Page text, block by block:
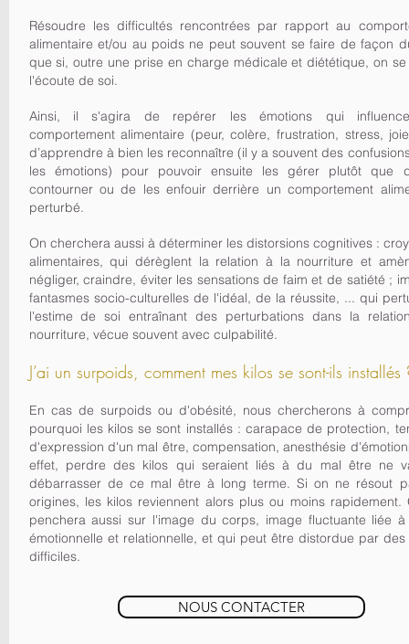
Résoudre les difficultés rencontrées par rapport au
alimentaire et/ou au poids ne peut souvent se faire de façon
que si, outre une prise en charge médicale et diététique, on
l'écoute de soi.
Ainsi, il s'agira de repérer les émotions qui
comportement alimentaire (peur, colère, frustration, stress,
d’apprendre à bien les reconnaître (il y a souvent des
les émotions) pour pouvoir ensuite les gérer plutôtque
contourner ou de les enfouir derrière un comportement
perturbé.
On cherchera aussi à déterminer les distorsions cognitives :
alimentaires, qui dérèglent la relation à la nourriture et
négliger, craindre, éviter les sensations de faim et de satiété ;
fantasmes socio-culturelles de l'idéal, de la réussite, ... qui
l'estime de soi entraînant des perturbations dans la
nourriture, vécue souvent avec culpabilité.
J’ai un surpoids, comment mes kilos se sont-ils installés
En cas de surpoids ou d'obésité, nous chercherons à
pourquoi les kilos se sont installés : carapace de protection,
d'expression d'un mal être, compensation, anesthésie
effet, perdre des kilos qui seraient liés à du mal être ne
débarrasser de ce mal être à long terme. Si on ne résout
origines, les kilos reviennent alors plus ou moins rapidement.
penchera aussi sur l'image du corps, image fluctuante liée
émotionnelle et relationnelle, et qui peut être distordue par des
difficiles.
NOUS CONTACTER